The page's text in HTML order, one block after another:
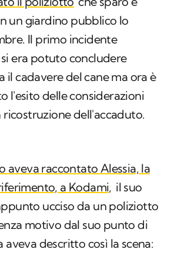
un giardino pubblico lo
Il primo incidente
era potuto concludere
il cadavere del cane ma ora è
l'esito delle considerazioni
dell'accaduto.
aveva raccontato Alessia, la
a Kodami, il suo
ucciso da un poliziotto
motivo dal suo punto di
aveva descritto così la scena: